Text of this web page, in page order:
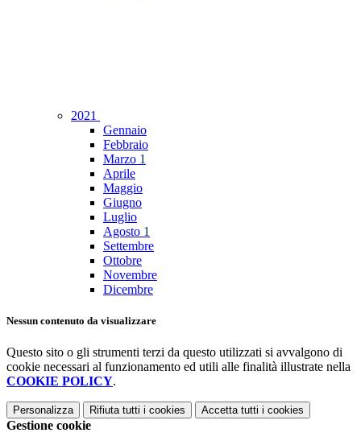
2021
Gennaio
Febbraio
Marzo 1
Aprile
Maggio
Giugno
Luglio
Agosto 1
Settembre
Ottobre
Novembre
Dicembre
Nessun contenuto da visualizzare
Questo sito o gli strumenti terzi da questo utilizzati si avvalgono di
cookie necessari al funzionamento ed utili alle finalità illustrate nella
COOKIE POLICY.
Personalizza Rifiuta tutti i cookies Accetta tutti i cookies
Gestione cookie